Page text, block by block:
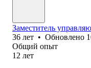
Заместитель
36 лет • Обновлено
Общий опыт
12 лет